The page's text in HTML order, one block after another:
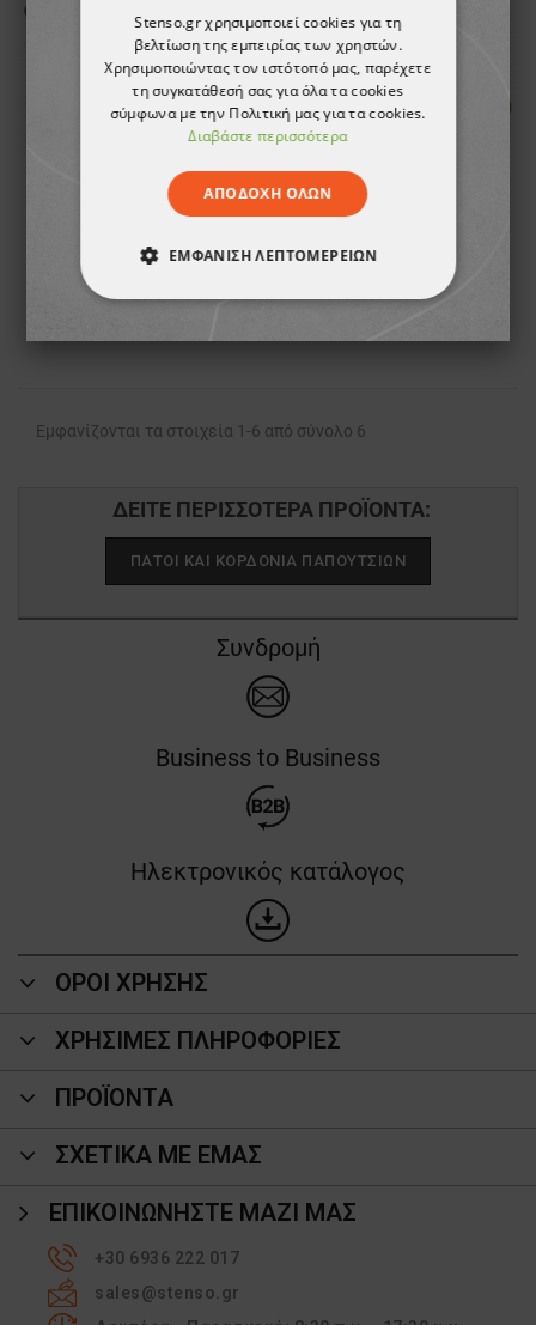
6,94 €
AIR-SOFT Ergonomic
4,55 €
Εμφανίζονται τα στοιχεία 1-6 από σύνολο 6
ΔΕΊΤΕ ΠΕΡΙΣΣΌΤΕΡΑ ΠΡΟΪΌΝΤΑ:
ΠΆΤΟΙ ΚΑΙ ΚΟΡΔΌΝΙΑ ΠΑΠΟΥΤΣΙΏΝ
Συνδρομή
Business to Business
Ηλεκτρονικός κατάλογος
ΟΡΟΙ ΧΡΗΣΗΣ
ΧΡΗΣΙΜΕΣ ΠΛΗΡΟΦΟΡΙΕΣ
ΠΡΟΪΌΝΤΑ
ΣΧΕΤΙΚΑ ΜΕ ΕΜΑΣ
ΕΠΙΚΟΙΝΩΝΉΣΤΕ ΜΑΖΊ ΜΑΣ
+30 6936 222 017
sales@stenso.gr
Stenso.gr χρησιμοποιεί cookies για τη
βελτίωση της εμπειρίας των χρηστών.
Χρησιμοποιώντας τον ιστότοπό μας, παρέχετε
τη συγκατάθεσή σας για όλα τα cookies
σύμφωνα με την Πολιτική μας για τα cookies.
Διαβάστε περισσότερα
ΑΠΟΔΟΧΉ ΌΛΩΝ
ΕΜΦΆΝΙΣΗ ΛΕΠΤΟΜΕΡΕΙΏΝ
ΑΠΟΛΎΤΩΣ ΑΠΑΡΑΊΤΗΤΑ
ΛΕΙΤΟΥΡΓΙΚΌΤΗΤΑΣ